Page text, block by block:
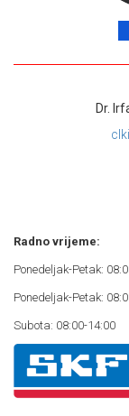
Dr.
Radno vrijeme:
Ponedeljak-Petak:
Ponedeljak-Petak:
Subota: 08:00-14:00